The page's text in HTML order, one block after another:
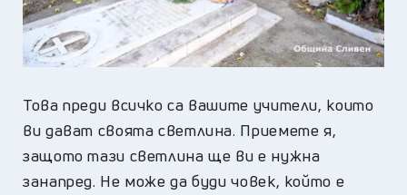
Това преди всичко са вашите учители, които
ви дават своята светлина. Приемете я,
защото тази светлина ще ви е нужна
занапред. Не може да буди човек, който е